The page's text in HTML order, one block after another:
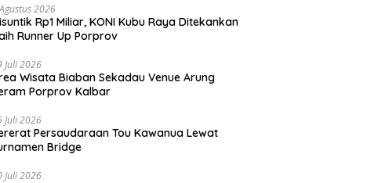
2026
Rp1 Miliar, KONI Kubu Raya Ditekankan
Runner Up Porprov
Juli 2026
Wisata Biaban Sekadau Venue Arung
Porprov Kalbar
Juli 2026
Persaudaraan Tou Kawanua Lewat
Bridge
Juli 2026